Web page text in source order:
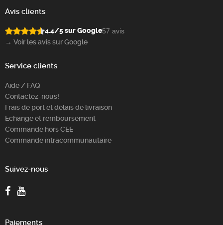
Avis clients
4.4/5 sur Google57 avis
→ Voir les avis sur Google
Service clients
Aide / FAQ
Contactez-nous!
Frais de port et délais de livraison
Echange et remboursement
Commande hors CEE
Commande intracommunautaire
Suivez-nous
Paiements